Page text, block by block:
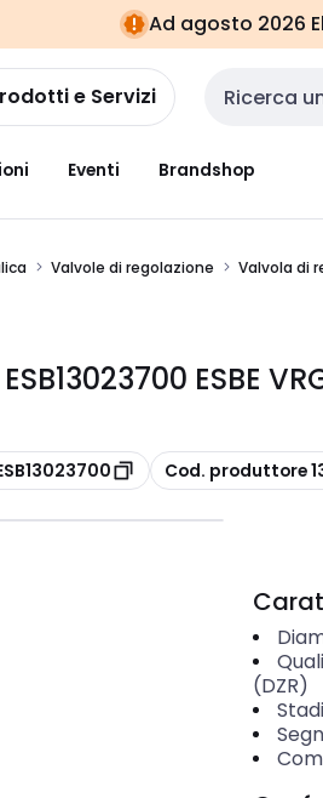
Ad agosto 2026
e Servizi Cerca input
Eventi Brandshop
Valvole di regolazione Valvola di
ESB13023700 ESBE
copia
Cod. produttore
(DZR)